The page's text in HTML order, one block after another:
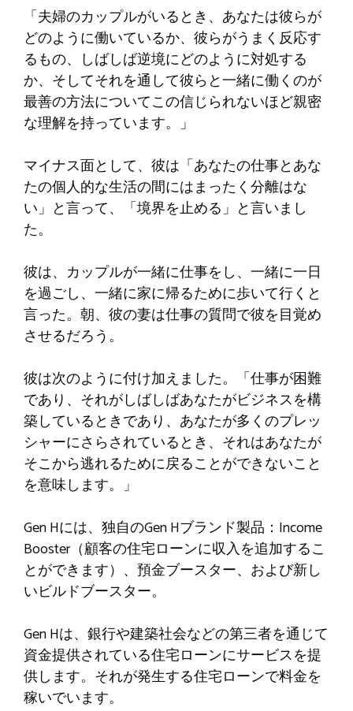
「夫婦のカップルがいるとき、あなたは彼らが
どのように働いているか、彼らがうまく反応す
るもの、しばしば逆境にどのように対処する
か、そしてそれを通して彼らと一緒に働くのが
最善の方法についてこの信じられないほど親密
な理解を持っています。」
マイナス面として、彼は「あなたの仕事とあな
たの個人的な生活の間にはまったく分離はな
い」と言って、「境界を止める」と言いまし
た。
彼は、カップルが一緒に仕事をし、一緒に一日
を過ごし、一緒に家に帰るために歩いて行くと
言った。朝、彼の妻は仕事の質問で彼を目覚め
させるだろう。
彼は次のように付け加えました。「仕事が困難
であり、それがしばしばあなたがビジネスを構
築しているときであり、あなたが多くのプレッ
シャーにさらされているとき、それはあなたが
そこから逃れるために戻ることができないこと
を意味します。」
Gen Hには、独自のGen Hブランド製品：Income
Booster（顧客の住宅ローンに収入を追加するこ
とができます）、預金ブースター、および新し
いビルドブースター。
Gen Hは、銀行や建築社会などの第三者を通じて
資金提供されている住宅ローンにサービスを提
供します。それが発生する住宅ローンで料金を
稼いでいます。